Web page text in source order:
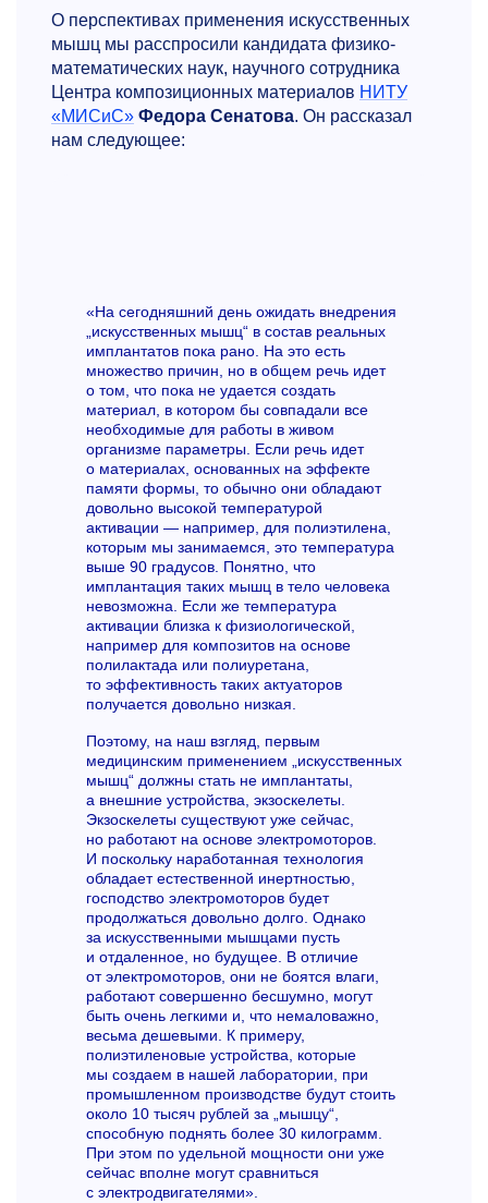
О перспективах применения искусственных
мышц мы расспросили кандидата физико-
математических наук, научного сотрудника
Центра композиционных материалов НИТУ
«МИСиС» Федора Сенатова. Он рассказал
нам следующее:
«На сегодняшний день ожидать внедрения
„искусственных мышц“ в состав реальных
имплантатов пока рано. На это есть
множество причин, но в общем речь идет
о том, что пока не удается создать
материал, в котором бы совпадали все
необходимые для работы в живом
организме параметры. Если речь идет
о материалах, основанных на эффекте
памяти формы, то обычно они обладают
довольно высокой температурой
активации — например, для полиэтилена,
которым мы занимаемся, это температура
выше 90 градусов. Понятно, что
имплантация таких мышц в тело человека
невозможна. Если же температура
активации близка к физиологической,
например для композитов на основе
полилактада или полиуретана,
то эффективность таких актуаторов
получается довольно низкая.
Поэтому, на наш взгляд, первым
медицинским применением „искусственных
мышц“ должны стать не имплантаты,
а внешние устройства, экзоскелеты.
Экзоскелеты существуют уже сейчас,
но работают на основе электромоторов.
И поскольку наработанная технология
обладает естественной инертностью,
господство электромоторов будет
продолжаться довольно долго. Однако
за искусственными мышцами пусть
и отдаленное, но будущее. В отличие
от электромоторов, они не боятся влаги,
работают совершенно бесшумно, могут
быть очень легкими и, что немаловажно,
весьма дешевыми. К примеру,
полиэтиленовые устройства, которые
мы создаем в нашей лаборатории, при
промышленном производстве будут стоить
около 10 тысяч рублей за „мышцу“,
способную поднять более 30 килограмм.
При этом по удельной мощности они уже
сейчас вполне могут сравниться
с электродвигателями».